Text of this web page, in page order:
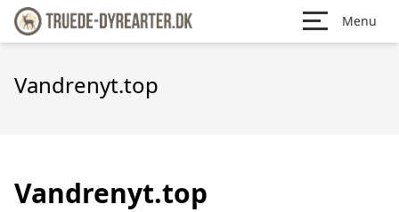
Menu
Vandrenyt.top
Vandrenyt.top